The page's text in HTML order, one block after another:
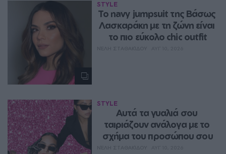
STYLE
Το navy jumpsuit της Βάσως
Λασκαράκη με τη ζώνη είναι
το πιο εύκολο chic outfit
STYLE
Αυτά τα γυαλιά σου
ταιριάζουν ανάλογα με το
σχήμα του προσώπου σου